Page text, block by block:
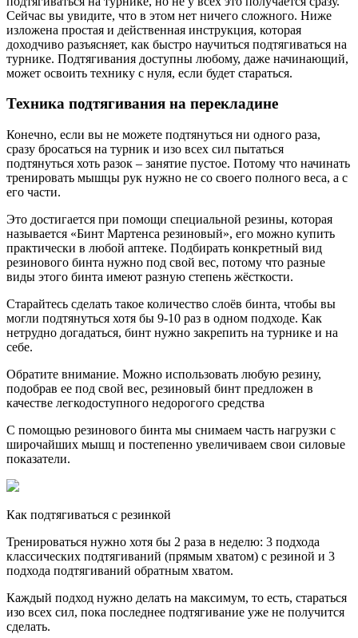
Сейчас вы увидите, что в этом нет ничего сложного. Ниже
изложена простая и действенная инструкция, которая
доходчиво разъясняет, как быстро научиться подтягиваться на
турнике. Подтягивания доступны любому, даже начинающий,
может освоить технику с нуля, если будет стараться.
Техника подтягивания на перекладине
Конечно, если вы не можете подтянуться ни одного раза,
сразу бросаться на турник и изо всех сил пытаться
подтянуться хоть разок – занятие пустое. Потому что начинать
тренировать мышцы рук нужно не со своего полного веса, а с
его части.
Это достигается при помощи специальной резины, которая
называется «Бинт Мартенса резиновый», его можно купить
практически в любой аптеке. Подбирать конкретный вид
резинового бинта нужно под свой вес, потому что разные
виды этого бинта имеют разную степень жёсткости.
Старайтесь сделать такое количество слоёв бинта, чтобы вы
могли подтянуться хотя бы 9-10 раз в одном подходе. Как
нетрудно догадаться, бинт нужно закрепить на турнике и на
себе.
Обратите внимание. Можно использовать любую резину,
подобрав ее под свой вес, резиновый бинт предложен в
качестве легкодоступного недорогого средства
С помощью резинового бинта мы снимаем часть нагрузки с
широчайших мышц и постепенно увеличиваем свои силовые
показатели.
Как подтягиваться с резинкой
Тренироваться нужно хотя бы 2 раза в неделю: 3 подхода
классических подтягиваний (прямым хватом) с резиной и 3
подхода подтягиваний обратным хватом.
Каждый подход нужно делать на максимум, то есть, стараться
изо всех сил, пока последнее подтягивание уже не получится
сделать.